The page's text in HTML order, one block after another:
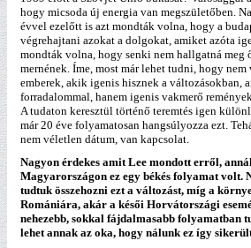
hogy micsoda új energia van megszületőben.
évvel ezelőtt is azt mondták volna, hogy a
végrehajtani azokat a dolgokat, amiket azóta
mondták volna, hogy senki nem hallgatná meg
mernének. Íme, most már lehet tudni, hogy
emberek, akik igenis hisznek a változásokban,
forradalommal, hanem igenis vakmerő
A tudaton keresztül történő teremtés igen
már 20 éve folyamatosan hangsúlyozza ezt.
nem véletlen dátum, van kapcsolat.
Nagyon érdekes amit Lee mondott erről,
Magyarországon ez egy békés folyamat volt.
tudtuk összehozni ezt a változást, míg a
Romániára, akár a késői Horvátországi
nehezebb, sokkal fájdalmasabb folyamatban
lehet annak az oka, hogy nálunk ez így